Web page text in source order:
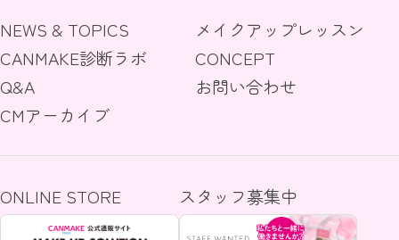
NEWS & TOPICS
メイクアップレッスン
CANMAKE診断ラボ
CONCEPT
Q&A
お問い合わせ
CMアーカイブ
ONLINE STORE スタッフ募集中